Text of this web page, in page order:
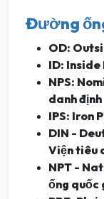
Đường
OD:
ID:
NPS:
danh định
IPS: Iron
DIN -
Viện tiêu
NPT -
ống quốc